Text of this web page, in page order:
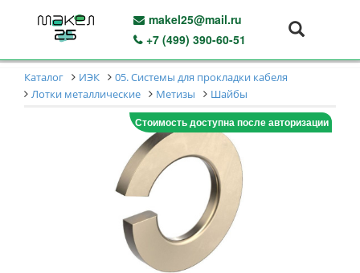
makel25@mail.ru
+7 (499) 390-60-51
Каталог ИЭК
05. Системы для прокладки кабеля
Лотки металлические
Метизы
Шайбы
Стоимость доступна после авторизации